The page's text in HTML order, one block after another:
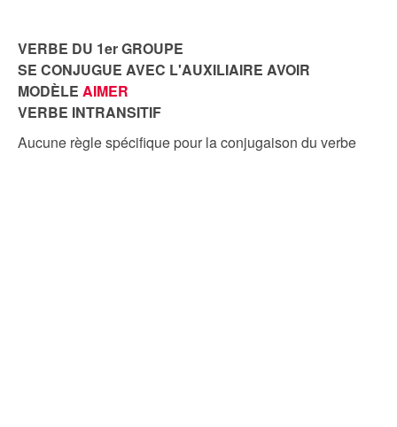
VERBE DU 1er GROUPE
SE CONJUGUE AVEC L'AUXILIAIRE AVOIR
MODÈLE AIMER
VERBE INTRANSITIF
Aucune règle spécifique pour la conjugaison du verbe